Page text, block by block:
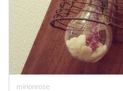
mirionrose